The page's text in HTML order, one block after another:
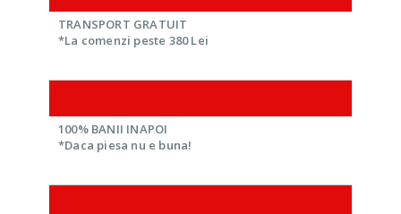
TRANSPORT GRATUIT
*La comenzi peste 380 Lei
100% BANII INAPOI
*Daca piesa nu e buna!